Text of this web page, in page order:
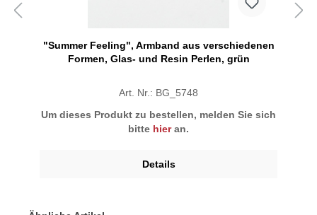
"Summer Feeling", Armband aus verschiedenen
Formen, Glas- und Resin Perlen, grün
Art. Nr.: BG_5748
Um dieses Produkt zu bestellen, melden Sie sich
bitte hieran.
Details